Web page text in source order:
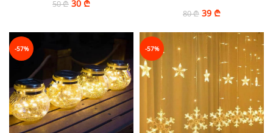
50₾ 30 ₾
ნათურა
80₾ 39 ₾
-57% -57%